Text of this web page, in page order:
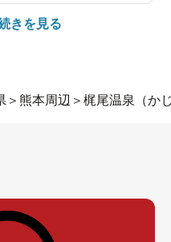
きを見る
＞ 熊本周辺 ＞ 梶尾温泉（か